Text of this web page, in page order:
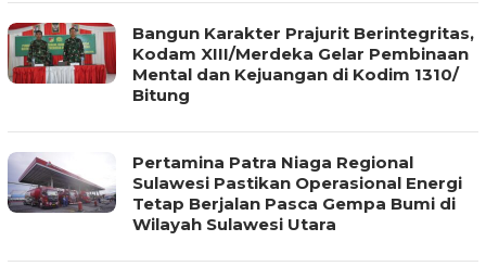
Bangun Karakter Prajurit Berintegritas,
Kodam XIII/Merdeka Gelar Pembinaan
Mental dan Kejuangan di Kodim 1310/
Bitung
Pertamina Patra Niaga Regional
Sulawesi Pastikan Operasional Energi
Tetap Berjalan Pasca Gempa Bumi di
Wilayah Sulawesi Utara